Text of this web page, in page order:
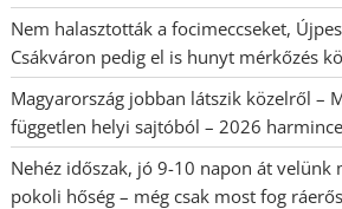
Nem halasztották a focimeccseket,
Csákváron pedig el is hunyt mérkőzés
Magyarország jobban látszik közelről –
független helyi sajtóból – 2026
Nehéz időszak, jó 9-10 napon át velünk
pokoli hőség – még csak most fog